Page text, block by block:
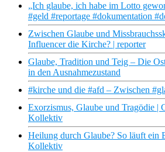
„Ich glaube, ich habe im Lotto
#geld #reportage #dokumentation
Zwischen Glaube und
Influencer die Kirche? | reporter
Glaube, Tradition und Teig – Die
in den Ausnahmezustand
#kirche und die #afd – Zwischen
Exorzismus, Glaube und Tragödie |
Kollektiv
Heilung durch Glaube? So läuft ein
Kollektiv